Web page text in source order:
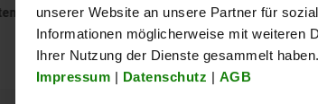
unserer Website an unsere Partner für
Informationen möglicherweise mit weiteren
Ihrer Nutzung der Dienste gesammelt haben.
Impressum | Datenschutz | AGB